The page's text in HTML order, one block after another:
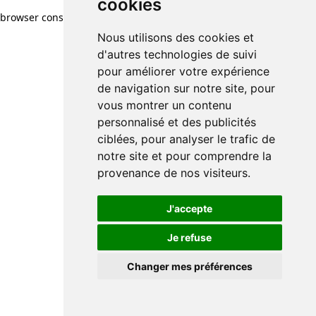
cookies
Nous utilisons des cookies et
d'autres technologies de suivi
pour améliorer votre expérience
de navigation sur notre site, pour
vous montrer un contenu
personnalisé et des publicités
ciblées, pour analyser le trafic de
notre site et pour comprendre la
provenance de nos visiteurs.
J'accepte
Je refuse
Changer mes préférences
browser console for more information)